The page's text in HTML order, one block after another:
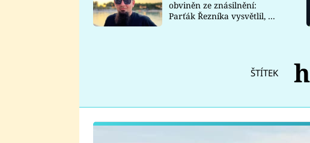
obviněn ze znásilnění:
Parťák Řezníka vysvětlil, co
ŠTÍTEK